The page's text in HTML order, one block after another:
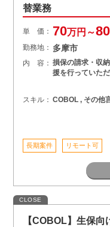
替業務
単 価： 70万円～80
勤務地： 多摩市
内 容： 損保の請求・収
援を行っていただ
スキル： COBOL , その他
長期案件 リモート可
CLOSE
【COBOL】生保